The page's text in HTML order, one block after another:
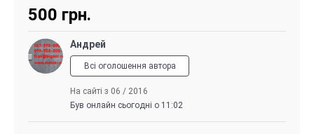
500 грн.
Андрей
Всі оголошення автора
На сайті з 06 / 2016
Був онлайн сьогодні о 11:02